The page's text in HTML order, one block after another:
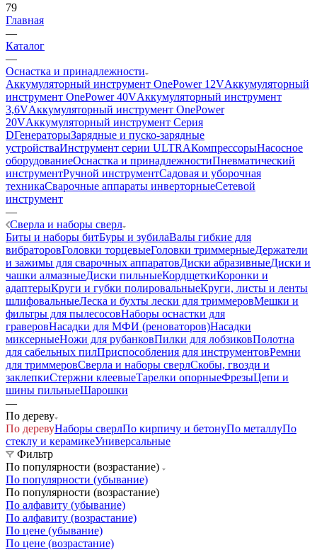
79
Главная
—
Каталог
—
Оснастка и принадлежности
Аккумуляторный инструмент OnePower 12VАккумуляторный
инструмент OnePower 40VАккумуляторный инструмент
3,6VАккумуляторный инструмент OnePower
20VАккумуляторный инструмент Серия
DГенераторыЗарядные и пуско-зарядные
устройстваИнструмент серии ULTRAКомпрессорыНасосное
оборудованиеОснастка и принадлежностиПневматический
инструментРучной инструментСадовая и уборочная
техникаСварочные аппараты инверторныеСетевой
инструмент
—
Сверла и наборы сверл
Биты и наборы битБуры и зубилаВалы гибкие для
вибраторовГоловки торцевыеГоловки триммерныеДержатели
и зажимы для сварочных аппаратовДиски абразивныеДиски и
чашки алмазныеДиски пильныеКордщеткиКоронки и
адаптерыКруги и губки полировальныеКруги, листы и ленты
шлифовальныеЛеска и бухты лески для триммеровМешки и
фильтры для пылесосовНаборы оснастки для
граверовНасадки для МФИ (реноваторов)Насадки
миксерныеНожи для рубанковПилки для лобзиковПолотна
для сабельных пилПриспособления для инструментовРемни
для триммеровСверла и наборы сверлСкобы, гвозди и
заклепкиСтержни клеевыеТарелки опорныеФрезыЦепи и
шины пильныеШарошки
—
По дереву
По деревуНаборы сверлПо кирпичу и бетонуПо металлуПо
стеклу и керамикеУниверсальные
Фильтр
По популярности (возрастание)
По популярности (убывание)
По популярности (возрастание)
По алфавиту (убывание)
По алфавиту (возрастание)
По цене (убывание)
По цене (возрастание)